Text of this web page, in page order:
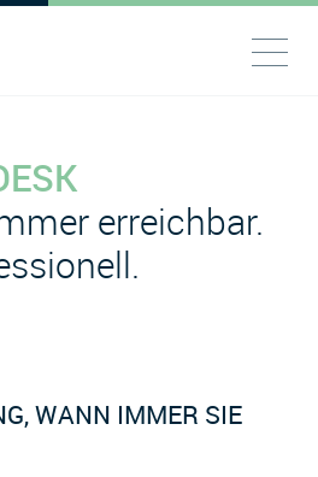
erreichbar.
WANN IMMER SIE